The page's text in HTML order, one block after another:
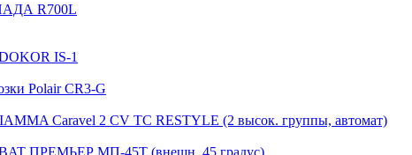
R700L
IS-1
Polair CR3-G
Caravel 2 CV TC RESTYLE (2 высок. группы, автомат)
ПРЕМЬЕР МП-45Т (внешн. 45 градус)